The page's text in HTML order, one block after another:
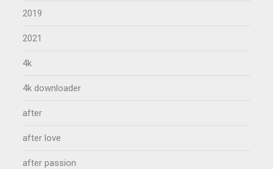
2019
2021
4k
4k downloader
after
after love
after passion